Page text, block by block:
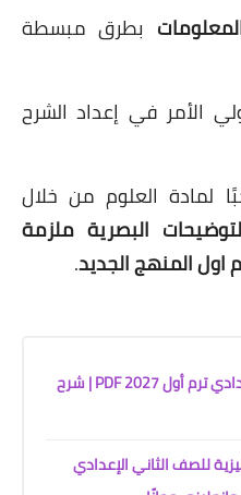
بطرق مبسطة
الأمر في إعداد الشرح
لمادة العلوم من خلال
البصرية ملزمة
اول المنهج الجديد.
تحميل مذكرة عربي تانية إعدادي ترم أول 2027 PDF | شرح
للصف الثاني الإعدادي